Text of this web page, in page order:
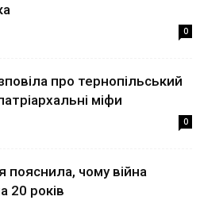
0
про тернопільський
міфи
0
пояснила, чому війна
20 років